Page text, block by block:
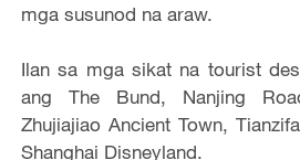
mga susunod na araw.
Ilan sa mga sikat na tourist
ang The Bund, Nanjing
Zhujiajiao Ancient Town,
Shanghai Disneyland.